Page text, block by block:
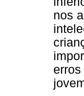
nos